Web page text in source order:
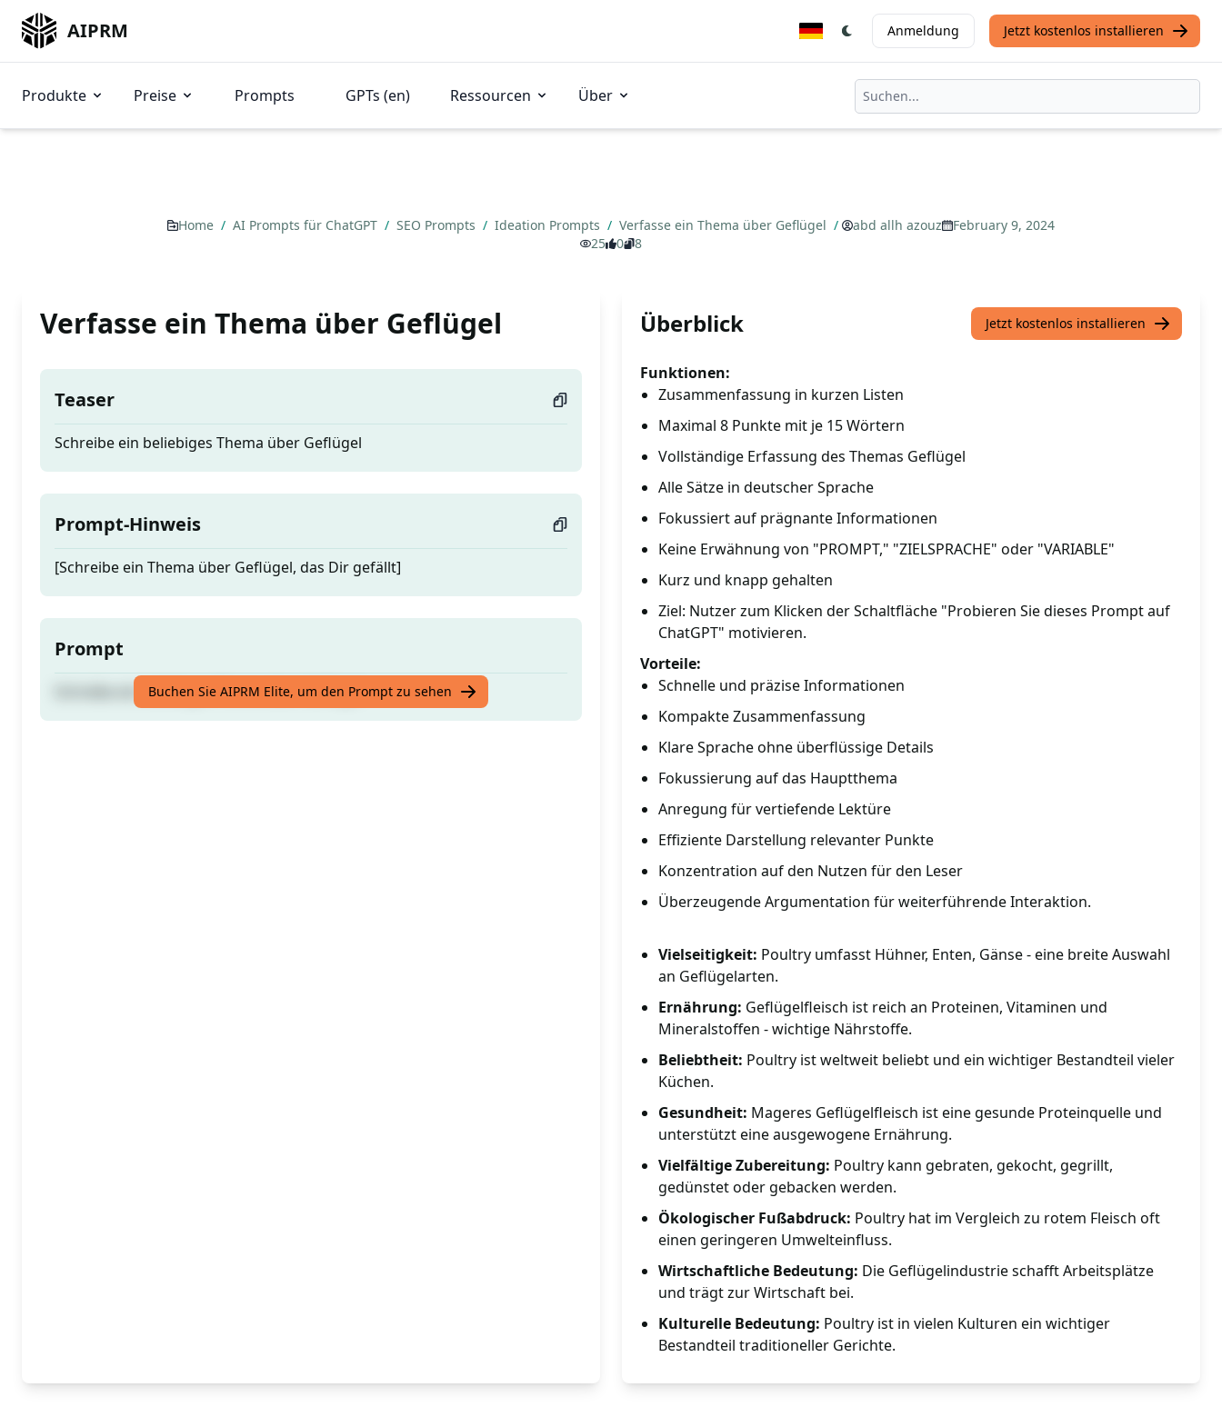
AIPRM Anmeldung Jetzt kostenlos installieren
Produkte Preise Prompts GPTs (en) Ressourcen Über
Home / AI Prompts für ChatGPT / SEO Prompts / Ideation Prompts / Verfasse ein Thema über Geflügel / abd allh azouz
February 9, 2024
25
0 8
Verfasse ein Thema über Geflügel
Teaser
Schreibe ein beliebiges Thema über Geflügel
Prompt-Hinweis
[Schreibe ein Thema über Geflügel, das Dir gefällt]
Prompt
Schreibe ein beliebiges Thema über Geflügel
Buchen Sie AIPRM Elite, um den Prompt zu sehen
Überblick Jetzt kostenlos installieren
Funktionen:
Zusammenfassung in kurzen Listen
Maximal 8 Punkte mit je 15 Wörtern
Vollständige Erfassung des Themas Geflügel
Alle Sätze in deutscher Sprache
Fokussiert auf prägnante Informationen
Keine Erwähnung von "PROMPT," "ZIELSPRACHE" oder "VARIABLE"
Kurz und knapp gehalten
Ziel: Nutzer zum Klicken der Schaltfläche "Probieren Sie dieses Prompt auf
ChatGPT" motivieren.
Vorteile:
Schnelle und präzise Informationen
Kompakte Zusammenfassung
Klare Sprache ohne überflüssige Details
Fokussierung auf das Hauptthema
Anregung für vertiefende Lektüre
Effiziente Darstellung relevanter Punkte
Konzentration auf den Nutzen für den Leser
Überzeugende Argumentation für weiterführende Interaktion.
Vielseitigkeit: Poultry umfasst Hühner, Enten, Gänse - eine breite Auswahl
an Geflügelarten.
Ernährung: Geflügelfleisch ist reich an Proteinen, Vitaminen und
Mineralstoffen - wichtige Nährstoffe.
Beliebtheit: Poultry ist weltweit beliebt und ein wichtiger Bestandteil vieler
Küchen.
Gesundheit: Mageres Geflügelfleisch ist eine gesunde Proteinquelle und
unterstützt eine ausgewogene Ernährung.
Vielfältige Zubereitung: Poultry kann gebraten, gekocht, gegrillt,
gedünstet oder gebacken werden.
Ökologischer Fußabdruck: Poultry hat im Vergleich zu rotem Fleisch oft
einen geringeren Umwelteinfluss.
Wirtschaftliche Bedeutung: Die Geflügelindustrie schafft Arbeitsplätze
und trägt zur Wirtschaft bei.
Kulturelle Bedeutung: Poultry ist in vielen Kulturen ein wichtiger
Bestandteil traditioneller Gerichte.